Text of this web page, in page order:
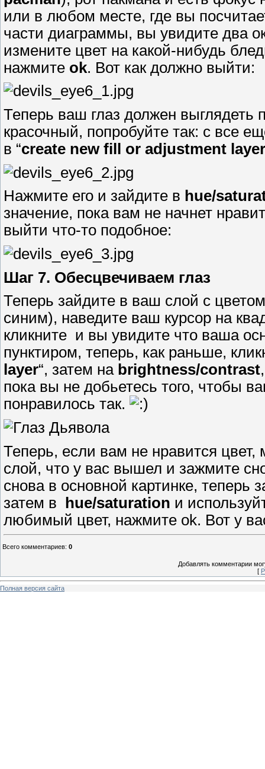
или в любом месте, где вы
части диаграммы, вы увидите два
измените цвет на какой-нибудь
нажмите ok. Вот как должно выйти:
Теперь ваш глаз должен
красочный, попробуйте так: с все
в “create new fill or adjustment layer
Нажмите его и зайдите в hue/
значение, пока вам не начнет
выйти что-то подобное:
Шаг 7. Обесцвечиваем глаз
Теперь зайдите в ваш слой с
синим), наведите ваш курсор на
кликните и вы увидите что ваша
пунктиром, теперь, как раньше,
layer“, затем на brightness/contrast
пока вы не добьетесь того, чтобы
понравилось так.
Теперь, если вам не нравится цвет,
слой, что у вас вышел и зажмите
снова в основной картинке, теперь
затем в hue/saturation и
любимый цвет, нажмите ok. Вот у
Всего комментариев: 0
Добавлять комментарии
[
Полная версия сайта